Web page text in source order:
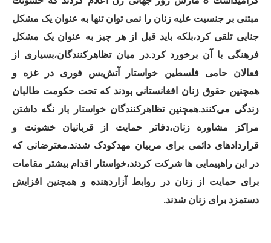
مبتنی بر جنسیت علیه زنان را نمی توان تنها به عنوان یک مشکل
جنایی تلقی کرد،بلکه باید قبل از هر چیز به عنوان یک مشکل
فرهنگی با آن برخورد کرد.در میان تظاهرکنندگان،بسیاری از
فعالان حامی فلسطین خواستار آتش‌بس فوری در غزه و
همچنین حقوق زنان افغانستانی بودند که تحت حکومت طالبان
زندگی می‌کنند.همچنین تظاهرکنندگان خواستار باز نگه داشتن
مراکز مشاوره زنان،دفاتر حمایت از قربانیان خشونت و
قراردادهای دائمی برای مربیان مهدکودک شدند.معترضانی که
در این راهپیمایی ها شرکت کردند،خواستار اقدام بیشتر مقامات
برای حمایت از زنان در روابط آزاردهنده و همچنین افزایش
دستمزد برای زنان شدند.